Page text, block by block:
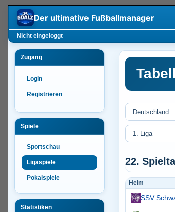
Der ultimative Fußballmanager
Nicht eingeloggt
Zugang
Login
Registrieren
Spiele
Sportschau
Ligaspiele
Pokalspiele
Statistiken
22.
Heim
SSV